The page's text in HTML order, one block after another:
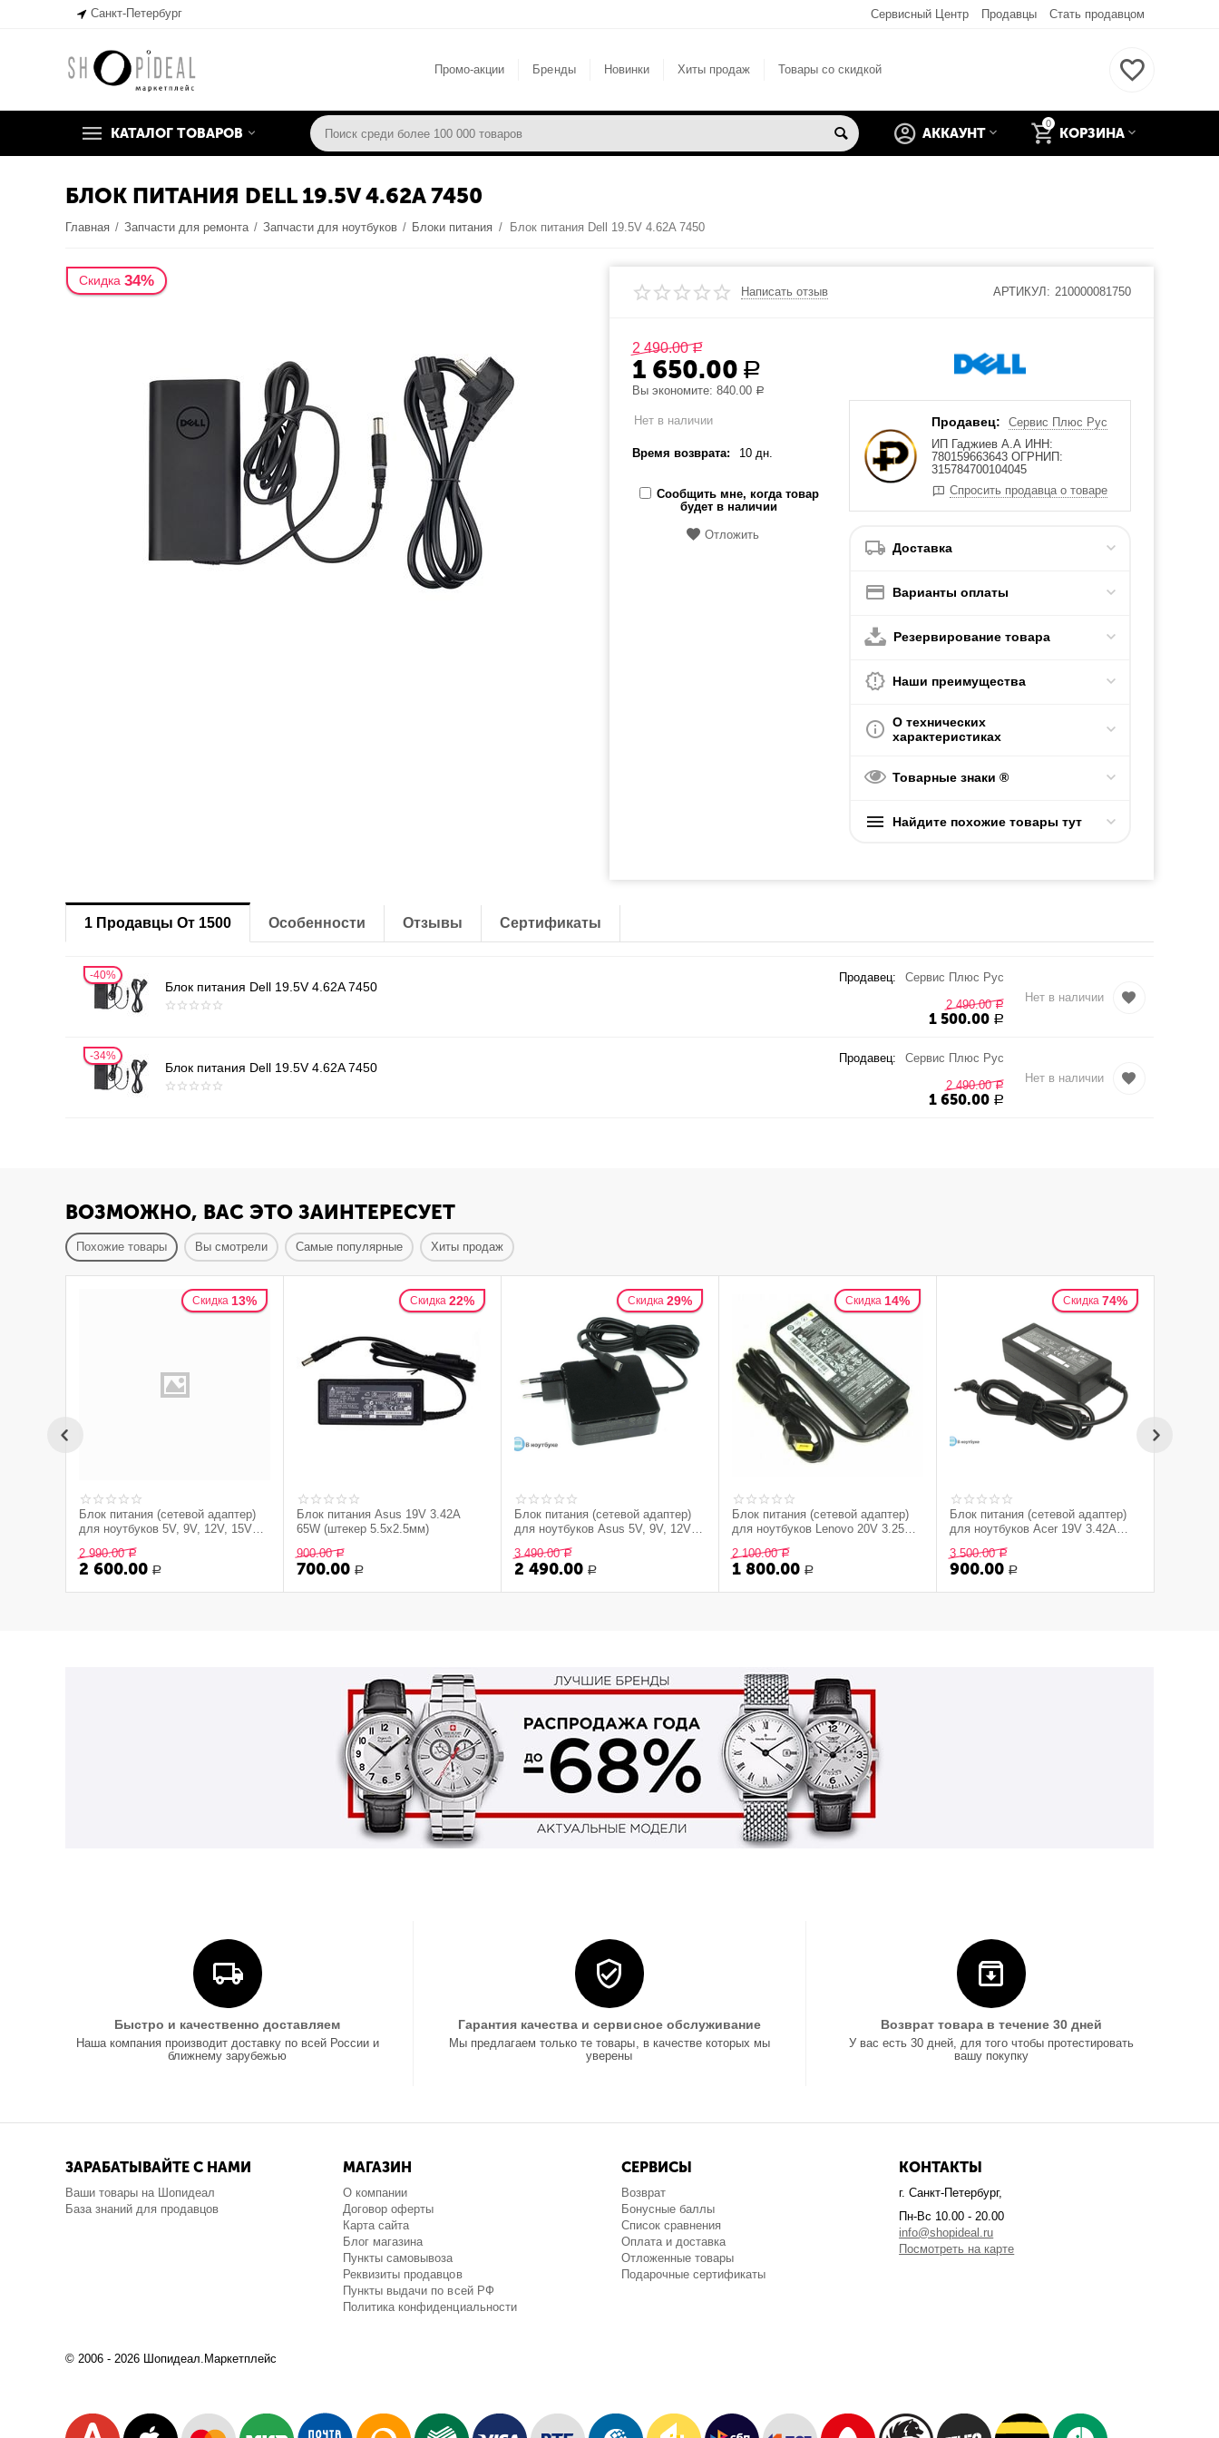
Санкт-Петербург Сервисный Центр Продавцы Стать продавцом
Промо-акции Бренды Новинки Хиты продаж Товары со скидкой
КАТАЛОГ ТОВАРОВ
0
КОРЗИНА
АККАУНТ
БЛОК ПИТАНИЯ DELL 19.5V 4.62A 7450
Главная / Запчасти для ремонта / Запчасти для ноутбуков / Блоки питания / Блок питания Dell 19.5V 4.62A 7450
Скидка 34%
Написать отзыв АРТИКУЛ: 210000081750
2 490.00 Р
1 650.00 Р
Вы экономите:840.00 Р
Нет в наличии
Время возврата: 10 дн.
Сообщить мне, когда товар
будет в наличии
Отложить
Продавец:
Сервис Плюс Рус
ИП Гаджиев А.А ИНН:
780159663643 ОГРНИП:
315784700104045
Спросить продавца о товаре
Доставка
Варианты оплаты
Резервирование товара
Наши преимущества
О технических
характеристиках
Товарные знаки ®
Найдите похожие товары тут
1 Продавцы От 1500 Особенности Отзывы Сертификаты
40%
Блок питания Dell 19.5V 4.62A 7450
Продавец:
Сервис Плюс Рус
2 490.00 Р
1 500.00 Р
Нет в наличии
34%
Блок питания Dell 19.5V 4.62A 7450
Продавец:
Сервис Плюс Рус
2 490.00 Р
1 650.00 Р
Нет в наличии
ВОЗМОЖНО, ВАС ЭТО ЗАИНТЕРЕСУЕТ
Похожие товары Вы смотрели Самые популярные Хиты продаж
Скидка 13%
Блок питания (сетевой адаптер)
для ноутбуков 5V, 9V, 12V, 15V
2 990.00 Р
2 600.00 Р
Скидка 22%
Блок питания Asus 19V 3.42A
65W (штекер 5.5x2.5мм)
900.00 Р
700.00 Р
Скидка 29%
Блок питания (сетевой адаптер)
для ноутбуков Asus 5V, 9V, 12V,
OEM
3 490.00 Р
2 490.00 Р
Скидка 14%
Блок питания (сетевой адаптер)
для ноутбуков Lenovo 20V 3.25A
2 100.00 Р
1 800.00 Р
Скидка 74%
Блок питания (сетевой адаптер)
для ноутбуков Acer 19V 3.42A
3 500.00 Р
900.00 Р
Быстро и качественно доставляем
Наша компания производит доставку по всей России и
ближнему зарубежью
Гарантия качества и сервисное обслуживание
Мы предлагаем только те товары, в качестве которых мы
уверены
Возврат товара в течение 30 дней
У вас есть 30 дней, для того чтобы протестировать
вашу покупку
ЗАРАБАТЫВАЙТЕ С НАМИ
Ваши товары на Шопидеал
База знаний для продавцов
МАГАЗИН
О компании
Договор оферты
Карта сайта
Блог магазина
Пункты самовывоза
Реквизиты продавцов
Пункты выдачи по всей РФ
Политика конфиденциальности
СЕРВИСЫ
Возврат
Бонусные баллы
Список сравнения
Оплата и доставка
Отложенные товары
Подарочные сертификаты
КОНТАКТЫ
г. Санкт-Петербург,
Пн-Вс 10.00 - 20.00
info@shopideal.ru
Посмотреть на карте
© 2006 - 2026 Шопидеал.Маркетплейс